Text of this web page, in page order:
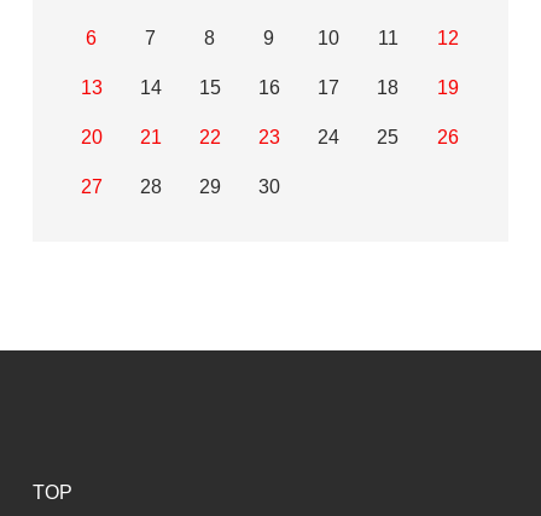
6 7 8 9 10 11 12
13 14 15 16 17 18 19
20 21 22 23 24 25 26
27 28 29 30
TOP